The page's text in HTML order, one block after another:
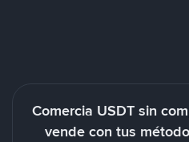
Comercia USDT sin
vende con tus